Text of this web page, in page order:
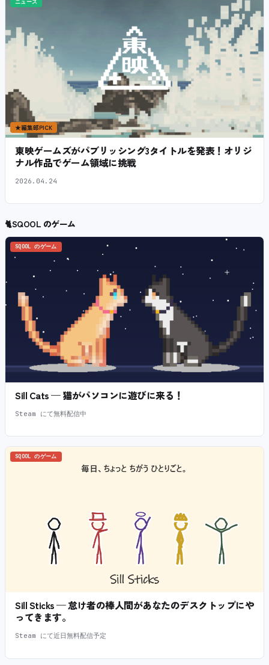
ニュース
★編集部PICK
東映ゲームズがパブリッシング3タイトルを発表！オリジ
ナル作品でゲーム領域に挑戦
2026.04.24
🐈SQOOL のゲーム
SQOOL のゲーム
Sill Cats — 猫がパソコンに遊びに来る！
Steam にて無料配信中
SQOOL のゲーム
Sill Sticks — 怠け者の棒人間があなたのデスクトップにや
ってきます。
Steam にて近日無料配信予定